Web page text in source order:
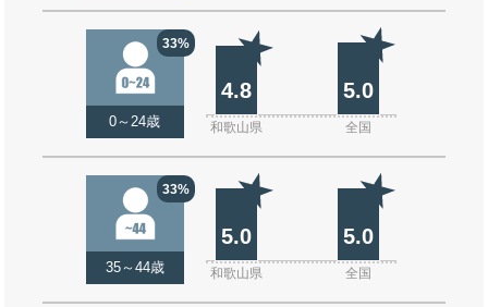
33%
0～24歳
4.8 5.0
和歌山県 全国
33%
35～44歳
5.0 5.0
和歌山県 全国